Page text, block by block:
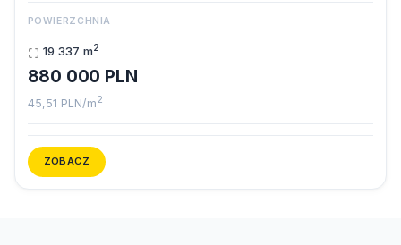
POWIERZCHNIA
19 337 m2
880 000 PLN
45,51 PLN/m2
ZOBACZ